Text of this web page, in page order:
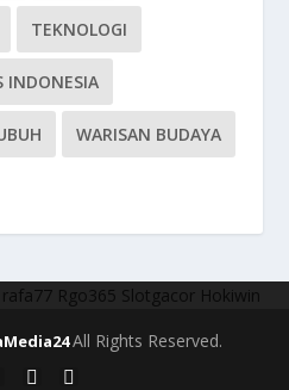
TEKNOLOGI
INDONESIA
WARISAN BUDAYA
rafa77 Rgo365 Slotgacor Hokiwin
All Rights Reserved.